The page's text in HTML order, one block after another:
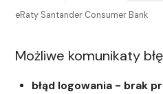
eRaty Santander Consumer Bank
Możliwe komunikaty
błąd logowania - brak